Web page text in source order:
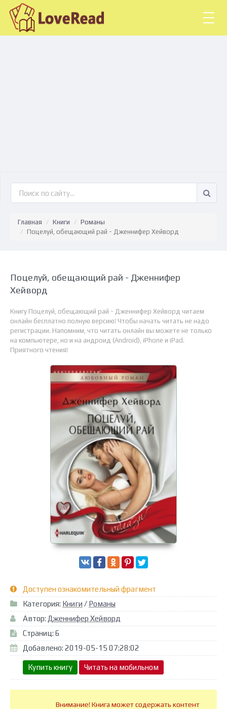
Главная Книги
Романы
Поцелуй, обещающий рай - Дженнифер Хейворд
Поцелуй, обещающий рай - Дженнифер
Хейворд
Книгу Поцелуй, обещающий рай - Дженнифер Хейворд читаем
онлайн бесплатно полную версию! Чтобы начать читать не надо
регистрации. Напомним, что читать онлайн вы можете не только
на компьютере, но и на андроид (Android), iPhone и iPad.
Приятного чтения!
Доступен ознакомительный фрагмент
Категория: Книги / Романы
Автор: Дженнифер Хейворд
Страниц: 6
Добавлено: 2019-05-15 07:28:02
Купить книгу Читать на мобильном
Внимание! Книга может содержать контент